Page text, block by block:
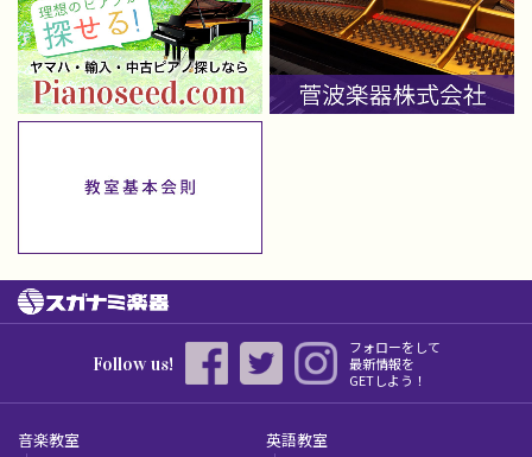
Follow us!
フォローをして
最新情報を
GETしよう！
音楽教室 英語教室